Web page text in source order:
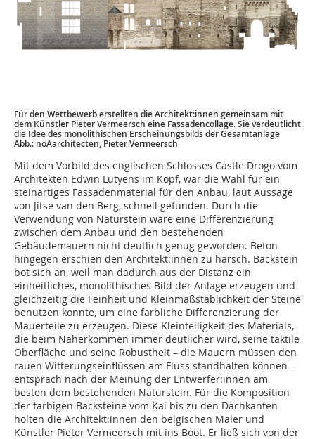
Für den Wettbewerb erstellten die Architekt:innen gemeinsam mit
dem Künstler ­Pieter Vermeersch eine Fassadencollage. Sie verdeutlicht
die Idee des monolithischen Erscheinungsbilds der ­Gesamtanlage
Abb.: noAarchitecten, Pieter Vermeersch
Mit dem Vorbild des englischen Schlosses Castle Drogo vom
Architekten Edwin Lutyens im Kopf, war die Wahl für ein
steinartiges Fassadenmaterial für den Anbau, laut Aussage
von Jitse van den Berg, schnell gefunden. Durch die
Verwendung von Naturstein wäre eine Differenzierung
zwischen dem Anbau und den bestehenden
Gebäudemauern nicht deutlich genug geworden. Beton
hingegen erschien den Architekt:innen zu harsch. Backstein
bot sich an, weil man dadurch aus der ­Distanz ein
einheitliches, monolithisches Bild der Anlage erzeugen und
gleichzeitig die Feinheit und Kleinmaßstäblichkeit der Steine
benutzen konnte, um eine farbliche Differenzierung der
Mauerteile zu erzeugen. Diese Kleinteiligkeit des Materials,
die beim Näherkommen immer deutlicher wird, seine taktile
Oberfläche und seine Robustheit – die Mauern müssen den
rauen Witterungseinflüssen am Fluss standhalten können –
entsprach nach der Meinung der Entwerfer:innen am
besten dem bestehenden Naturstein. Für die Komposition
der farbigen Backsteine vom Kai bis zu den Dachkanten
holten die Architekt:innen den belgischen Maler und
Künstler Pieter Vermeersch mit ins Boot. Er ließ sich von der